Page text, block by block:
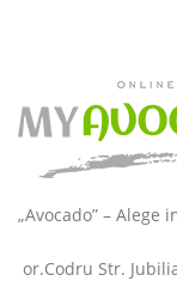
„Avocado” –
or.Codru Str.